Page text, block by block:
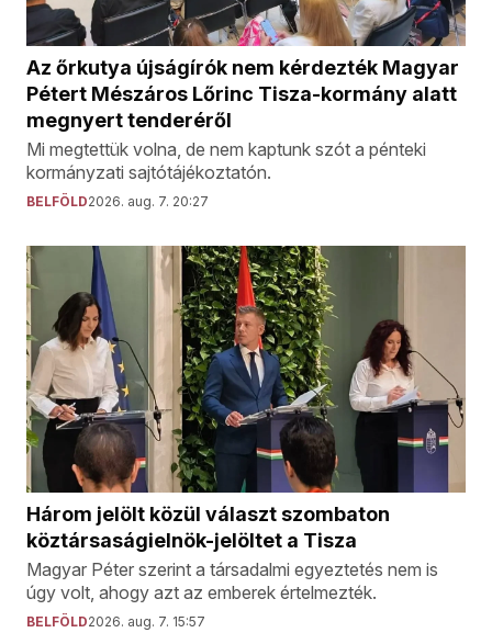
Az őrkutya újságírók nem kérdezték Magyar
Pétert Mészáros Lőrinc Tisza-kormány alatt
megnyert tenderéről
Mi megtettük volna, de nem kaptunk szót a pénteki
kormányzati sajtótájékoztatón.
BELFÖLD2026. aug. 7. 20:27
Három jelölt közül választ szombaton
köztársaságielnök-jelöltet a Tisza
Magyar Péter szerint a társadalmi egyeztetés nem is
úgy volt, ahogy azt az emberek értelmezték.
BELFÖLD2026. aug. 7. 15:57